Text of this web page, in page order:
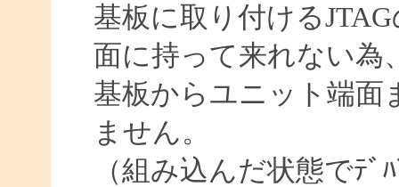
基板に取り付ける
面に持って来れない為
基板からユニット端面
ません。
（組み込んだ状態でﾃﾞ